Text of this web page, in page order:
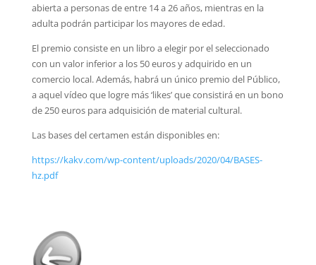
abierta a personas de entre 14 a 26 años, mientras en la
adulta podrán participar los mayores de edad.
El premio consiste en un libro a elegir por el seleccionado
con un valor inferior a los 50 euros y adquirido en un
comercio local. Además, habrá un único premio del Público,
a aquel vídeo que logre más ‘likes’ que consistirá en un bono
de 250 euros para adquisición de material cultural.
Las bases del certamen están disponibles en:
https://kakv.com/wp-content/uploads/2020/04/BASES-
hz.pdf